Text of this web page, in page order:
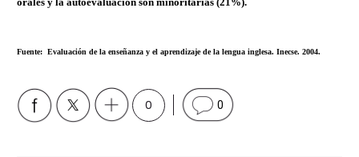
Fuente: Evaluación de la enseñanza y el aprendizaje de la lengua inglesa. Inecse. 2004.
0 0